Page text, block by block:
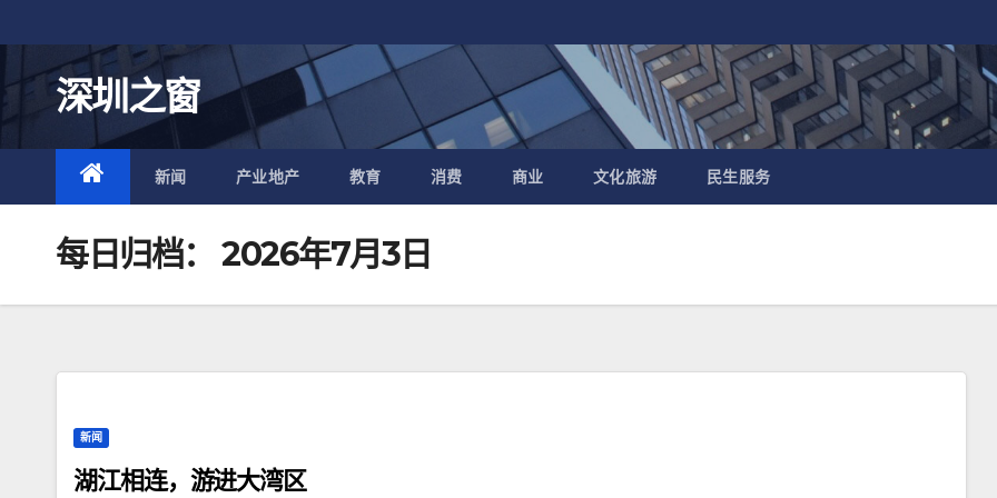
至
内
容
深圳之窗
新闻 产业地产 教育 消费 商业 文化旅游 民生服务
每日归档： 2026年7月3日
新闻
湖江相连，游进大湾区